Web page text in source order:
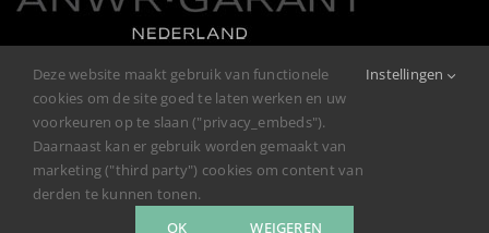
Deze website maakt gebruik van functionele
cookies om de site goed te laten werken en uw
voorkeuren op te slaan ("privacy_embeds").
Daarnaast kan er gebruik worden gemaakt van
marketing ("third party") cookies om content van
derden te kunnen tonen.
Instellingen
OK WEIGEREN